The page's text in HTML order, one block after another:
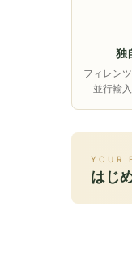
独
フィレン
並行輸
YOUR
はじ